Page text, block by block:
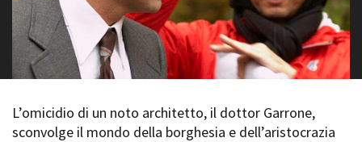
Sostenibilità ambientale
SERVIZI
Servizi generali
Spazi nella sede FCTP
Sala Casting
FESTIVAL, MARKETS,
AWARDS
International Film Festival
Rotterdam
Filmfestspiele Berlin
Festival de Cannes
L’omicidio di un noto architetto, il dottor Garrone,
sconvolge il mondo della borghesia e dell’aristocrazia